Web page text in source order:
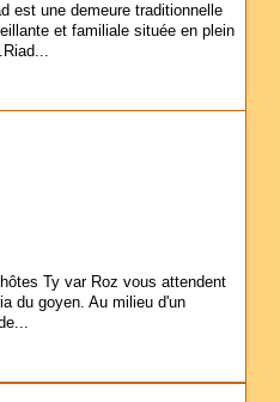
est une demeure traditionnelle
et familiale située en plein
Ty var Roz vous attendent
du goyen. Au milieu d'un